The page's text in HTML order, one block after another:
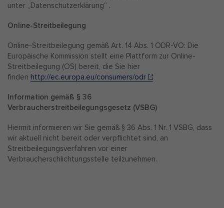
unter „Datenschutzerklärung“ .
Online-Streitbeilegung
Online-Streitbeilegung gemäß Art. 14 Abs. 1 ODR-VO: Die
Europäische Kommission stellt eine Plattform zur Online-
Streitbeilegung (OS) bereit, die Sie hier
finden http://ec.europa.eu/consumers/odr
Information gemäß § 36
Verbraucherstreitbeilegungsgesetz (VSBG)
Hiermit informieren wir Sie gemäß § 36 Abs. 1 Nr. 1 VSBG, dass
wir aktuell nicht bereit oder verpflichtet sind, an
Streitbeilegungsverfahren vor einer
Verbraucherschlichtungsstelle teilzunehmen.